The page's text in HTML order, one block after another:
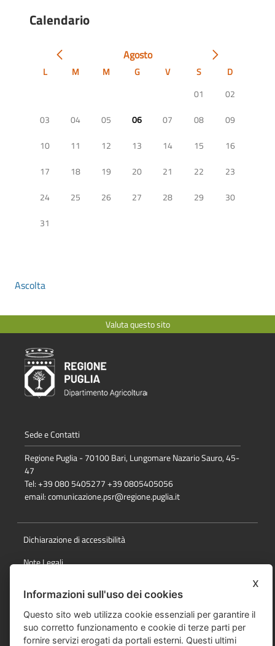
Calendario
Agosto
L M M G V S
D
01
02
03
04 05 06 07 08
09
10
11 12 13 14 15
16
17
18 19 20 21 22
23
24
25 26 27 28 29
30
31
Ascolta
Valuta questo sito
Sede e Contatti
Regione Puglia - 70100 Bari, Lungomare Nazario Sauro, 45-
47
Tel: +39 080 5405277 +39 0805405056
email:comunicazione.psr@regione.puglia.it
Dichiarazione di accessibilità
Note Legali
Mappa del sito
x
Informazioni sull'uso dei cookies
Questo sito web utilizza cookie essenziali per garantire il
suo corretto funzionamento e cookie di terze parti per
fornire servizi erogati da portali esterni. Questi ultimi